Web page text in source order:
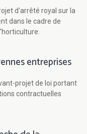
d'arrêté royal sur la
dans le cadre de
entreprises
projet de loi portant
contractuelles